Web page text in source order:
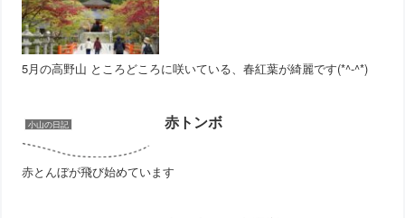
5月の高野山 ところどころに咲いている、春紅葉が綺麗です(*^-^*)
小山の日記 赤トンボ
赤とんぼが飛び始めています